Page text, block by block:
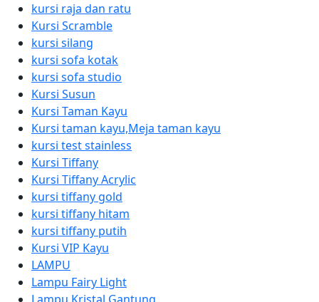
kursi raja dan ratu
Kursi Scramble
kursi silang
kursi sofa kotak
kursi sofa studio
Kursi Susun
Kursi Taman Kayu
Kursi taman kayu,Meja taman kayu
kursi test stainless
Kursi Tiffany
Kursi Tiffany Acrylic
kursi tiffany gold
kursi tiffany hitam
kursi tiffany putih
Kursi VIP Kayu
LAMPU
Lampu Fairy Light